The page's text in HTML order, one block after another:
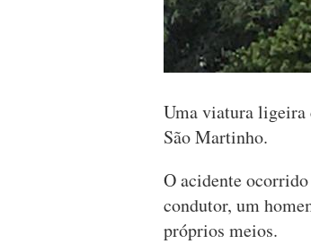
Uma viatura ligeira
São Martinho.
O acidente
condutor, um
próprios meios.